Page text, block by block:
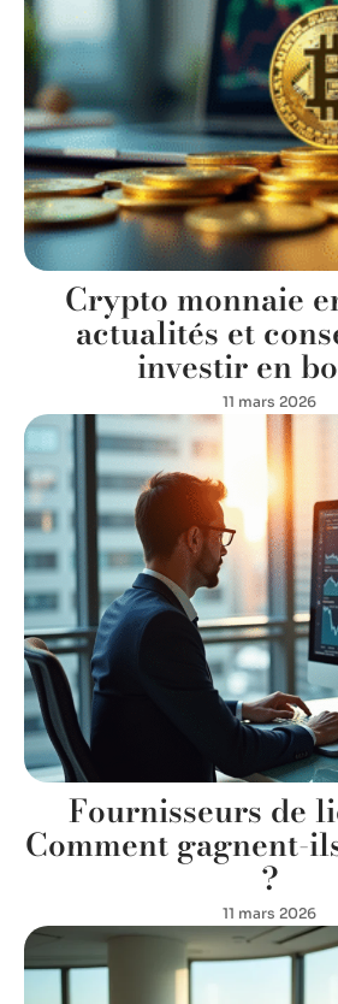
Crypto monnaie
actualités et
investir en
11 mars 2026
Fournisseurs de
Comment gagnent-
?
11 mars 2026